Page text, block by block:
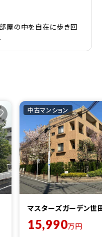
屋の中を自在に歩き回
中古マンション
マスターズガーデン世
15,990万円